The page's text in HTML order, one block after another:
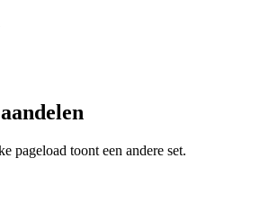
pageload toont een andere set.